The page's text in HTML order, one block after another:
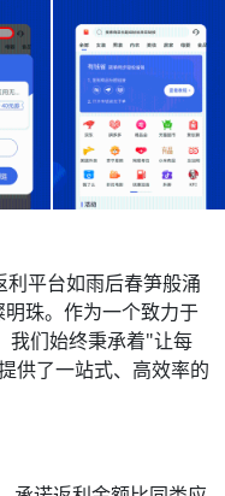
平台如雨后春笋般涌
珠。作为一个致力于
我们始终秉承着"让每
供了一站式、高效率的